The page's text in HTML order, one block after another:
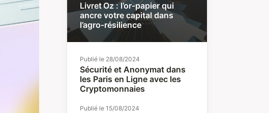
Livret Oz : l’or‑papier qui
ancre votre capital dans
l’agro‑résilience
Publié le 28/08/2024
Sécurité et Anonymat dans
les Paris en Ligne avec les
Cryptomonnaies
Publié le 15/08/2024